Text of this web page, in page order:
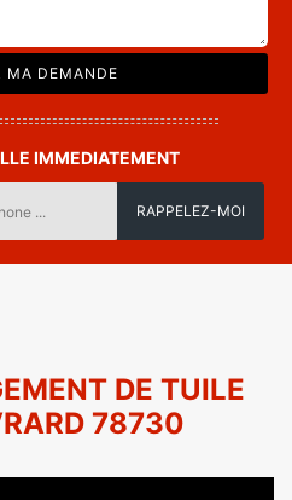
IMMEDIATEMENT
DE TUILE
78730